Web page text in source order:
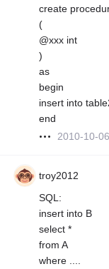
create
(
@xxx int
)
as
begin
insert into
end
2010-10-06
troy2012
SQL:
insert into B
select *
from A
where ....